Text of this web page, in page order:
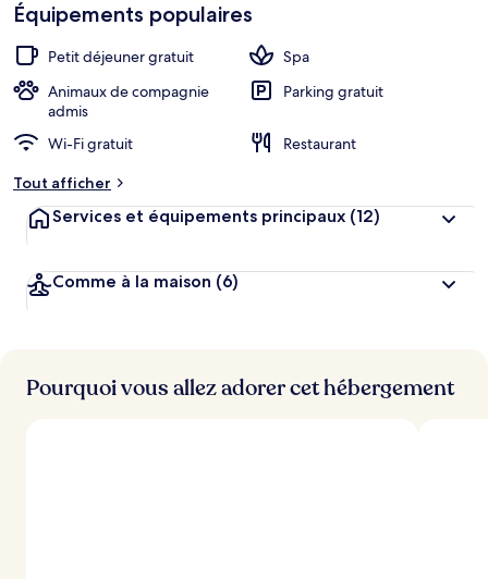
Équipements populaires
Petit déjeuner gratuit
Spa
Animaux de compagnie
admis
Parking gratuit
Wi-Fi gratuit
Restaurant
Tout afficher
Services et équipements principaux (12)
Comme à la maison (6)
Pourquoi vous allez adorer cet hébergement